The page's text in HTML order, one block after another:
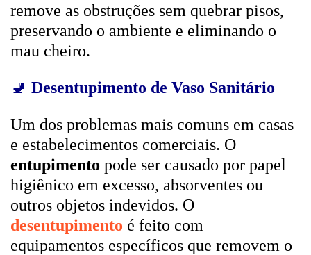
remove as obstruções sem quebrar pisos,
preservando o ambiente e eliminando o
mau cheiro.
🚽 Desentupimento de Vaso Sanitário
Um dos problemas mais comuns em casas
e estabelecimentos comerciais. O
entupimento pode ser causado por papel
higiênico em excesso, absorventes ou
outros objetos indevidos. O
desentupimento é feito com
equipamentos específicos que removem o